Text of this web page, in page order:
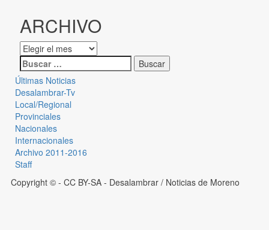
ARCHIVO
Últimas Noticias
Desalambrar-Tv
Local/Regional
Provinciales
Nacionales
Internacionales
Archivo 2011-2016
Staff
Copyright © - CC BY-SA - Desalambrar / Noticias de Moreno